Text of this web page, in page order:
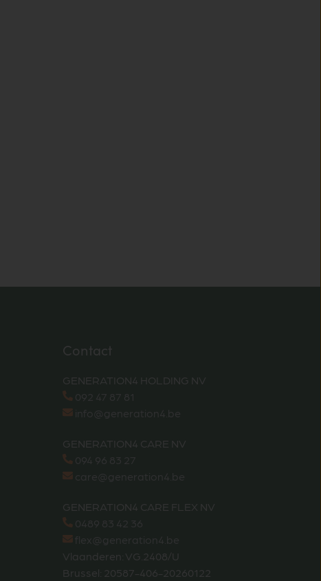
Contact
GENERATION4 HOLDING NV
GENERATION4 CARE NV
GENERATION4 CARE FLEX NV
Vlaanderen: VG.2408/U
Brussel: 20587-406-20260122